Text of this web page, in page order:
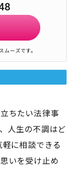
ーズです。
ちたい法律事
人生の不調はど
に相談できる
いを受け止め